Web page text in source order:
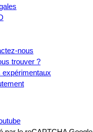
nous
trouver ?
expérimentaux